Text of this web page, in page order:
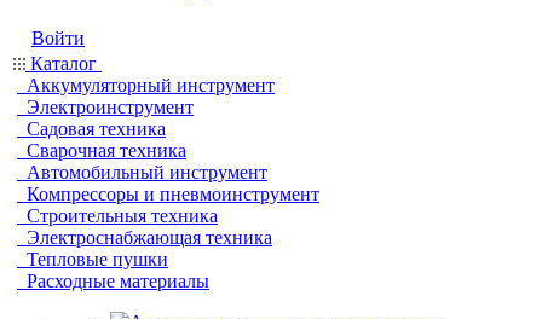
Войти
Каталог
Аккумуляторный инструмент
Электроинструмент
Садовая техника
Сварочная техника
Автомобильный инструмент
Компрессоры и пневмоинструмент
Строительныя техника
Электроснабжающая техника
Тепловые пушки
Расходные материалы